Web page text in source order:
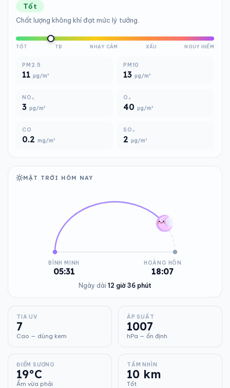
Tốt
Chất lượng không khí đạt mức lý tưởng.
TỐT TB NHẠY CẢM XẤU NGUY HIỂM
PM2.5
11 µg/m³
PM10
13 µg/m³
NO₂
3 µg/m³
O₃
40 µg/m³
CO
0.2 mg/m³
SO₂
2 µg/m³
MẶT TRỜI HÔM NAY
BÌNH MINH
05:31
HOÀNG HÔN
18:07
Ngày dài 12 giờ 36 phút
TIA UV
7
Cao — dùng kem
ÁP SUẤT
1007
hPa — ổn định
ĐIỂM SƯƠNG
19°C
Ẩm vừa phải
TẦM NHÌN
10 km
Tốt